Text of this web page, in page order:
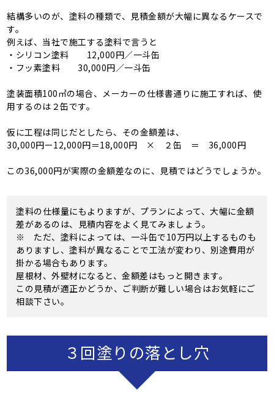
結構多いのが、塗料の種類で、見積金額が大幅に異なるケースで
す。
例えば、当社で施工する塗料で言うと
・シリコン塗料 12,000円／一斗缶
・フッ素塗料 30,000円／一斗缶
塗装面積100㎡の場合、メーカーの仕様書通りに施工すれば、使
用するのは２缶です。
仮に工程は同じだとしたら、その金額差は、
30,000円ー12,000円＝18,000円 × ２缶 ＝ 36,000円
この36,000円が実際の金額差なのに、見積ではどうでしょうか。
塗料の仕様量にもよりますが、プランによって、大幅に金額
差があるのは、見積内容をよく見てみましょう。
※ ただ、塗料によっては、一斗缶で10万円以上するものも
ありますし、塗料が異なることで工法が変わり、別途費用が
掛かる場合もあります。
屋根材、外壁材になると、金額差はもっと開きます。
この見積が適正かどうか、ご判断が難しい場合はお気軽にご
相談下さい。
３回塗りの落とし穴